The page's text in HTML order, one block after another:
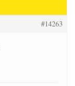
#14263